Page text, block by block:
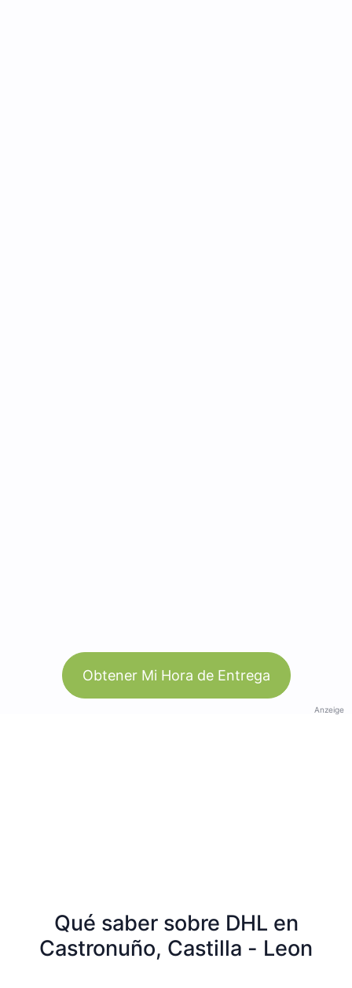
Obtener Mi Hora de Entrega
Anzeige
Qué saber sobre DHL en
Castronuño, Castilla - Leon